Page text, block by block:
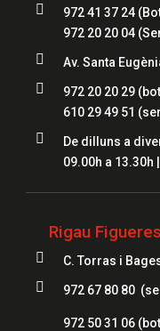
 972 41 37 24
972 20 20 04
 Av. Santa

972 20 20 29
610 29 49 51

De dilluns a
09.00h a 13.30h
Rigau Figueres
 C. Torras i
 972 67 80 80
972 50 31 06